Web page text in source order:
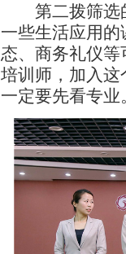
第二拨筛选的
一些生活应用
态、商务礼仪
培训师，加入
一定要先看专业